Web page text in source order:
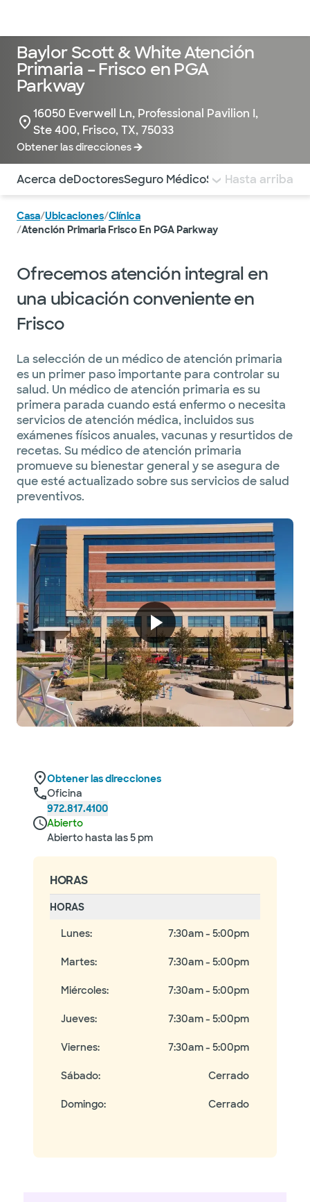
Baylor Scott & White Atención
Primaria – Frisco en PGA
Parkway
16050 Everwell Ln, Professional Pavilion I,
Ste 400, Frisco, TX, 75033
Obtener las direcciones
Utilice esta navegación para saltar rápidamente a
Acerca deDoctoresSeguro MédicoServicios Pagar la
Hasta arriba
Casa/Ubicaciones/Clínica
/Atención Primaria Frisco En PGA Parkway
Ofrecemos atención integral en
una ubicación conveniente en
Frisco
La selección de un médico de atención primaria
es un primer paso importante para controlar su
salud. Un médico de atención primaria es su
primera parada cuando está enfermo o necesita
servicios de atención médica, incluidos sus
exámenes físicos anuales, vacunas y resurtidos de
recetas. Su médico de atención primaria
promueve su bienestar general y se asegura de
que esté actualizado sobre sus servicios de salud
preventivos.
Obtener las direcciones
Oficina
972.817.4100
Abierto
Abierto hasta las 5 pm
HORAS
HORAS
Lunes: 7:30am - 5:00pm
Martes: 7:30am - 5:00pm
Miércoles: 7:30am - 5:00pm
Jueves: 7:30am - 5:00pm
Viernes: 7:30am - 5:00pm
Sábado: Cerrado
Domingo: Cerrado